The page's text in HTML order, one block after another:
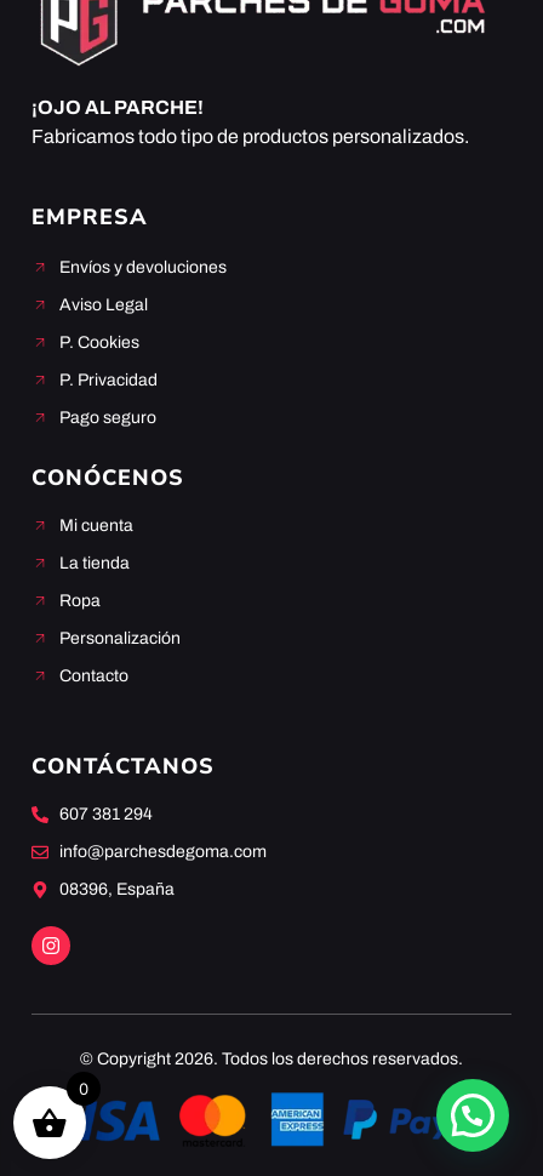
¡OJO AL PARCHE!
Fabricamos todo tipo de productos personalizados.
EMPRESA
Envíos y devoluciones
Aviso Legal
P. Cookies
P. Privacidad
Pago seguro
CONÓCENOS
Mi cuenta
La tienda
Ropa
Personalización
Contacto
CONTÁCTANOS
607 381 294
info@parchesdegoma.com
08396, España
© Copyright 2026. Todos los derechos reservados.
0